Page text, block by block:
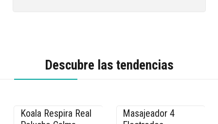
Descubre las tendencias
-26% OFF
Koala Respira Real
-33% OFF
Masajeador 4